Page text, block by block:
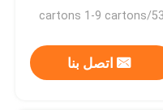
اتصل بنا